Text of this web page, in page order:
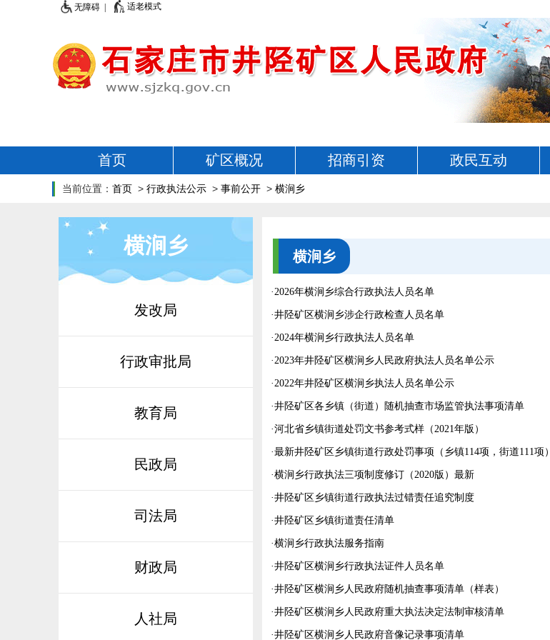
无障碍 | 适老模式
首页 矿区概况 招商引资 政民互动
当前位置： 首页 > 行政执法公示 > 事前公开 > 横涧乡
横涧乡
发改局
行政审批局
教育局
民政局
司法局
财政局
人社局
横涧乡
·2026年横涧乡综合行政执法人员名单
·井陉矿区横涧乡涉企行政检查人员名单
·2024年横涧乡行政执法人员名单
·2023年井陉矿区横涧乡人民政府执法人员名单公示
·2022年井陉矿区横涧乡执法人员名单公示
·井陉矿区各乡镇（街道）随机抽查市场监管执法事项清单
·河北省乡镇街道处罚文书参考式样（2021年版）
·最新井陉矿区乡镇街道行政处罚事项（乡镇114项，街道111项）
·横涧乡行政执法三项制度修订（2020版）最新
·井陉矿区乡镇街道行政执法过错责任追究制度
·井陉矿区乡镇街道责任清单
·横涧乡行政执法服务指南
·井陉矿区横涧乡行政执法证件人员名单
·井陉矿区横涧乡人民政府随机抽查事项清单（样表）
·井陉矿区横涧乡人民政府重大执法决定法制审核清单
·井陉矿区横涧乡人民政府音像记录事项清单